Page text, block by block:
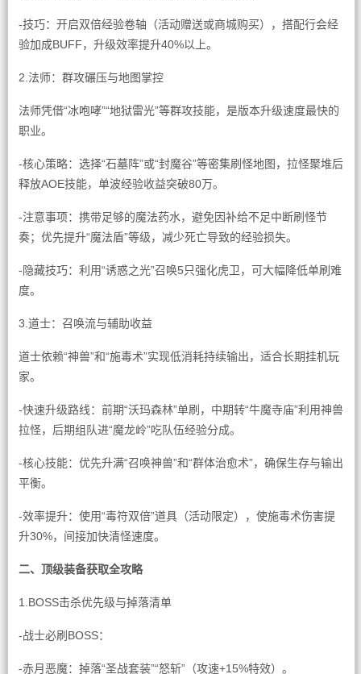
-技巧：开启双倍经验卷轴（活动赠送或商城购买），搭配行会经
验加成BUFF，升级效率提升40%以上。
2.法师：群攻碾压与地图掌控
法师凭借“冰咆哮”“地狱雷光”等群攻技能，是版本升级速度最快的
职业。
-核心策略：选择“石墓阵”或“封魔谷”等密集刷怪地图，拉怪聚堆后
释放AOE技能，单波经验收益突破80万。
-注意事项：携带足够的魔法药水，避免因补给不足中断刷怪节
奏；优先提升“魔法盾”等级，减少死亡导致的经验损失。
-隐藏技巧：利用“诱惑之光”召唤5只强化虎卫，可大幅降低单刷难
度。
3.道士：召唤流与辅助收益
道士依赖“神兽”和“施毒术”实现低消耗持续输出，适合长期挂机玩
家。
-快速升级路线：前期“沃玛森林”单刷，中期转“牛魔寺庙”利用神兽
拉怪，后期组队进“魔龙岭”吃队伍经验分成。
-核心技能：优先升满“召唤神兽”和“群体治愈术”，确保生存与输出
平衡。
-效率提升：使用“毒符双倍”道具（活动限定），使施毒术伤害提
升30%，间接加快清怪速度。
二、顶级装备获取全攻略
1.BOSS击杀优先级与掉落清单
-战士必刷BOSS：
-赤月恶魔：掉落“圣战套装”“怒斩”（攻速+15%特效）。